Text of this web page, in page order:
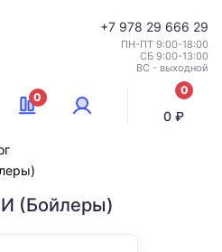
+7 978 29 666 29
ПН-ПТ 9:00-18:00
СБ 9:00-13:00
ВС - выходной
0
0
позиций
0 ₽
(Бойлеры)